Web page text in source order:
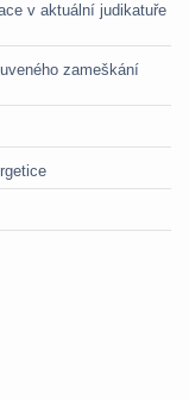
v aktuální judikatuře
zameškání